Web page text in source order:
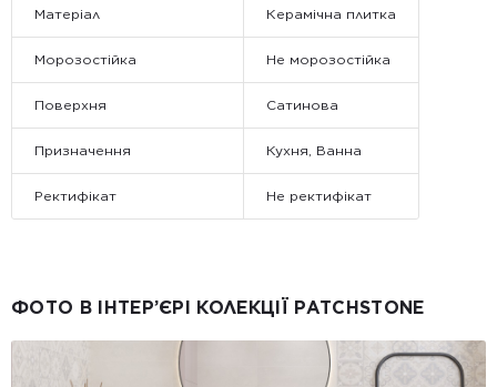
Матеріал Керамічна плитка
Морозостійка Не морозостійка
Поверхня Сатинова
Призначення Кухня, Ванна
Ректифікат Не ректифікат
ФОТО В ІНТЕР’ЄРІ КОЛЕКЦІЇ PATCHSTONE